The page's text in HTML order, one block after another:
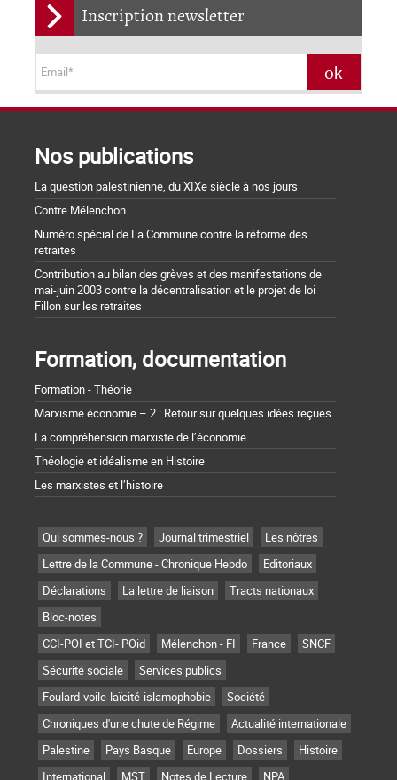
Inscription newsletter
Nos publications
La question palestinienne, du XIXe siècle à nos jours
Contre Mélenchon
Numéro spécial de La Commune contre la réforme des
retraites
Contribution au bilan des grèves et des manifestations de
mai-juin 2003 contre la décentralisation et le projet de loi
Fillon sur les retraites
Formation, documentation
Formation - Théorie
Marxisme économie – 2 : Retour sur quelques idées reçues
La compréhension marxiste de l’économie
Théologie et idéalisme en Histoire
Les marxistes et l’histoire
Qui sommes-nous ? Journal trimestriel
Les nôtres
Lettre de la Commune - Chronique Hebdo
Editoriaux
Déclarations
La lettre de liaison
Tracts nationaux
Bloc-notes
CCI-POI et TCI- POid
Mélenchon - FI France
SNCF
Sécurité sociale
Services publics
Foulard-voile-laïcité-islamophobie
Société
Chroniques d'une chute de Régime
Actualité internationale
Palestine
Pays Basque Europe Dossiers
Histoire
International
MST Notes de Lecture
NPA